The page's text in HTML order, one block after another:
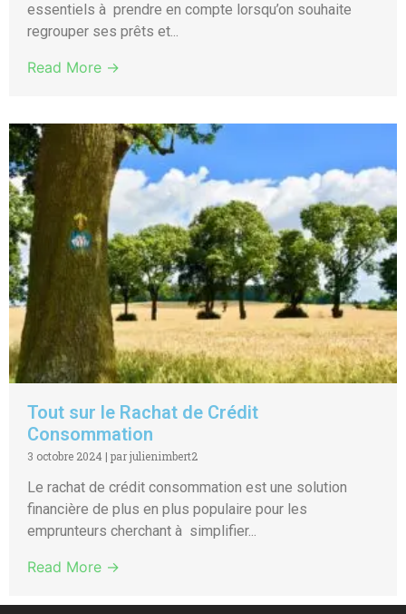
essentiels à prendre en compte lorsqu’on souhaite
regrouper ses prêts et...
Read More →
Tout sur le Rachat de Crédit
Consommation
3 octobre 2024 | par julienimbert2
Le rachat de crédit consommation est une solution
financière de plus en plus populaire pour les
emprunteurs cherchant à simplifier...
Read More →